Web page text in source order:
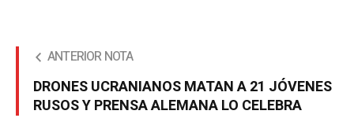
ANTERIOR NOTA
DRONES UCRANIANOS MATAN A 21 JÓVENES
RUSOS Y PRENSA ALEMANA LO CELEBRA